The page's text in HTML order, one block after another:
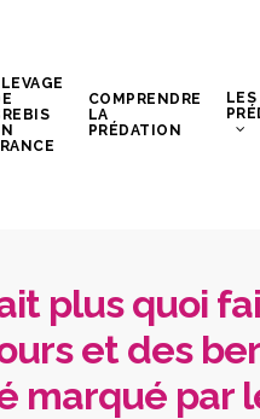
COMPRENDRE
LA
PRÉDATION
LES
plus quoi
et des
marqué par